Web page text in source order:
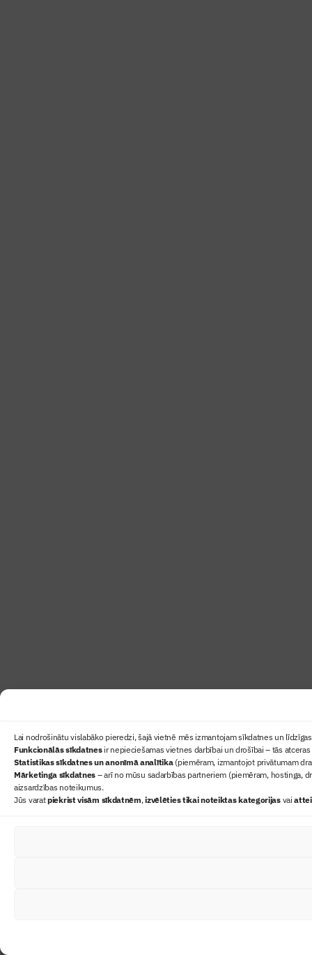
Lai nodrošinātu vislabāko pieredzi, šajā vietnē mēs izmantojam sīkdatnes un
Funkcionālās sīkdatnesir nepieciešamas vietnes darbībai un drošībai – tās
Statistikas sīkdatnes un anonīmā analītika(piemēram, izmantojot privātumam
Mārketinga sīkdatnes – arī no mūsu sadarbības partneriem (piemēram, hostinga,
aizsardzības noteikumus.
Jūs varatpiekrist visām sīkdatnēm,izvēlēties tikai noteiktas kategorijasvai